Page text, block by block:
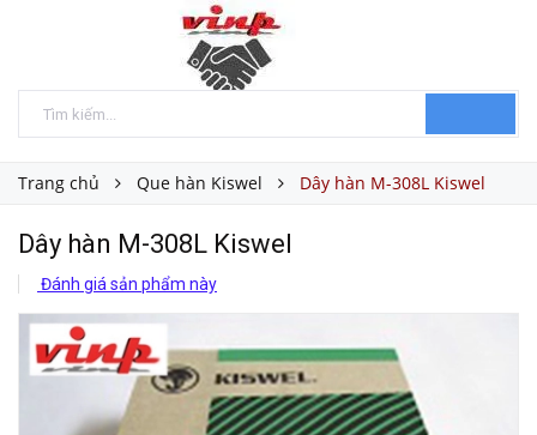
Trang chủ Que hàn Kiswel Dây hàn M-308L Kiswel
Dây hàn M-308L Kiswel
Đánh giá sản phẩm này